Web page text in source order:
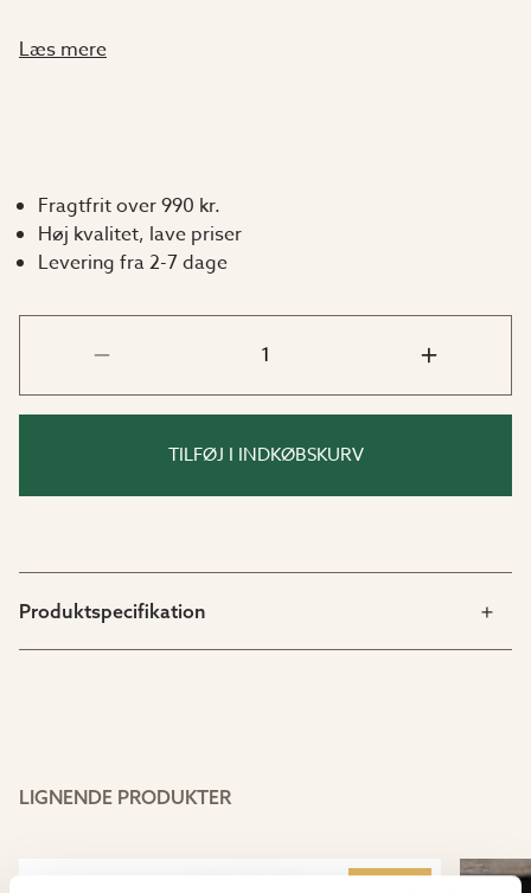
har hjul nedenunder og greb på tønden. Låget er tæt
for at forhindre dårlig lugt og skadedyr, og det er stort
kompostbeholdere, der står stille og kun skal opbevare
komposten, og derefter skal isoleres, roterer EasyMix
og holder komposten i bevægelse, så den ikke fryser.
Volumen: 100 liter
Materiale:85 % genvundet plast.
Læs mere
Fragtfrit over 990 kr.
Høj kvalitet, lave priser
Levering fra 2-7 dage
TILFØJ I INDKØBSKURV
Produktspecifikation
LIGNENDE PRODUKTER